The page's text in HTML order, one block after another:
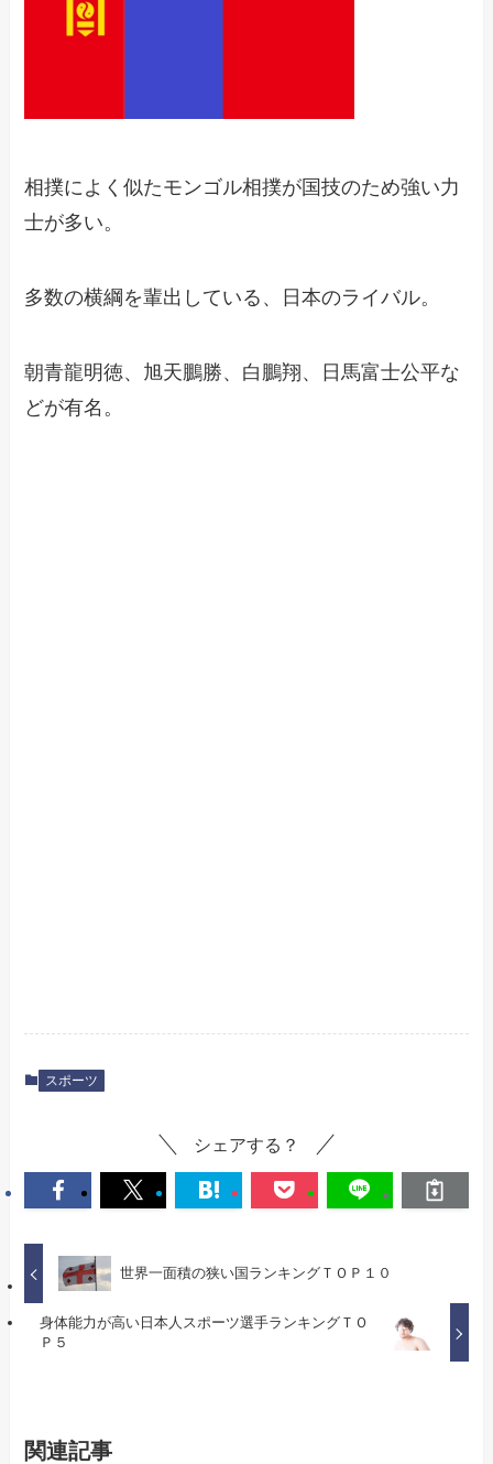
相撲によく似たモンゴル相撲が国技のため強い力
士が多い。
多数の横綱を輩出している、日本のライバル。
朝青龍明徳、旭天鵬勝、白鵬翔、日馬富士公平な
どが有名。
スポーツ
シェアする？
世界一面積の狭い国ランキングＴＯＰ１０
身体能力が高い日本人スポーツ選手ランキングＴＯ
Ｐ５
関連記事